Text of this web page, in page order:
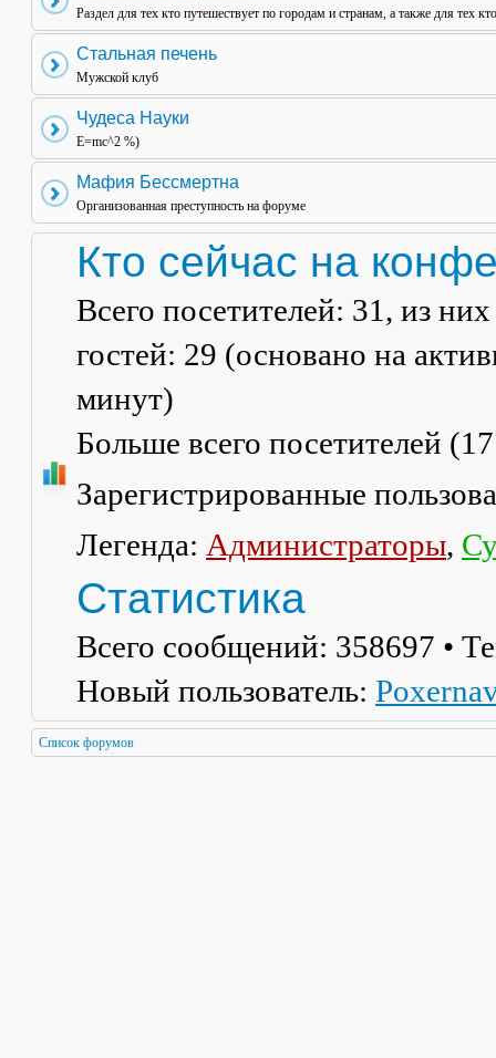
Раздел для тех кто путешествует по городам и странам, а также для тех
Стальная печень
Мужской клуб
Чудеса Науки
E=mc^2 %)
Мафия Бессмертна
Организованная преступность на форуме
Кто сейчас на
Всего посетителей: 31 , из
гостей: 29 (основано на
минут)
Больше всего посетителей (
Зарегистрированные
Легенда: Администраторы,
Статистика
Всего сообщений: 358697 •
Новый пользователь:
Список форумов